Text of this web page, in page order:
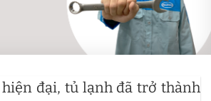
đại, tủ lạnh đã trở thành